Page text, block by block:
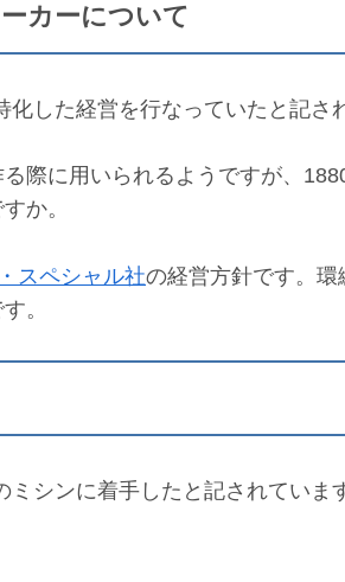
カーについて
化した経営を行なっていたと記さ
際に用いられるようですが、
か。
スペシャル社の経営方針です。環
。
ミシンに着手したと記されていま